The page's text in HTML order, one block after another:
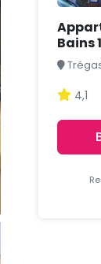
Bains 1
4,1